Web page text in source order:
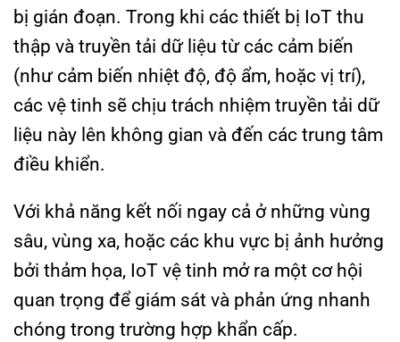
bị gián đoạn. Trong khi các thiết bị IoT thu
thập và truyền tải dữ liệu từ các cảm biến
(như cảm biến nhiệt độ, độ ẩm, hoặc vị trí),
các vệ tinh sẽ chịu trách nhiệm truyền tải dữ
liệu này lên không gian và đến các trung tâm
điều khiển.
Với khả năng kết nối ngay cả ở những vùng
sâu, vùng xa, hoặc các khu vực bị ảnh hưởng
bởi thảm họa, IoT vệ tinh mở ra một cơ hội
quan trọng để giám sát và phản ứng nhanh
chóng trong trường hợp khẩn cấp.